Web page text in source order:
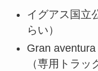
イグアス国立
らい）
Gran aventura
（専用トラ